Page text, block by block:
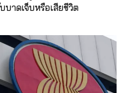
บาดเจ็บหรือเสียชีวิต